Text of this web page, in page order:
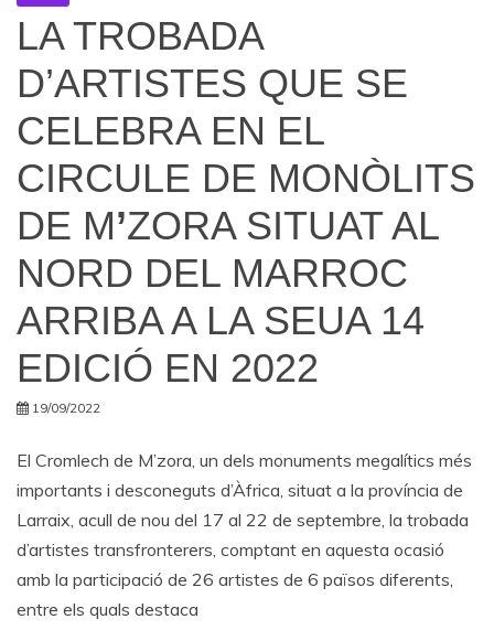
LA TROBADA
D’ARTISTES QUE SE
CELEBRA EN EL
CIRCULE DE MONÒLITS
DE M’ZORA SITUAT AL
NORD DEL MARROC
ARRIBA A LA SEUA 14
EDICIÓ EN 2022
19/09/2022
El Cromlech de M’zora, un dels monuments megalítics més
importants i desconeguts d’Àfrica, situat a la província de
Larraix, acull de nou del 17 al 22 de septembre, la trobada
d’artistes transfronterers, comptant en aquesta ocasió
amb la participació de 26 artistes de 6 països diferents,
entre els quals destaca